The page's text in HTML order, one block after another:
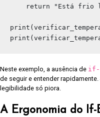
return "Está frio
Neste exemplo, a ausência de if-
de seguir e entender
legibilidade só piora.
A Ergonomia do If-